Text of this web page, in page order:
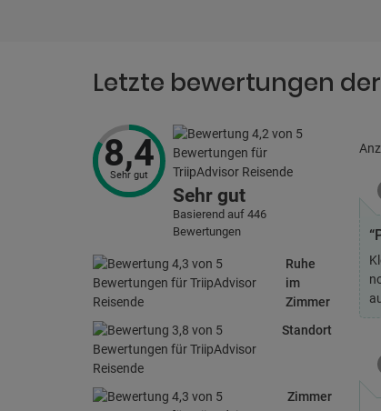
Letzte bewertungen
8,4
Sehr gut
Sehr gut
Basierend auf 446
Bewertungen
Ruhe
im
Zimmer
Standort
Zimmer